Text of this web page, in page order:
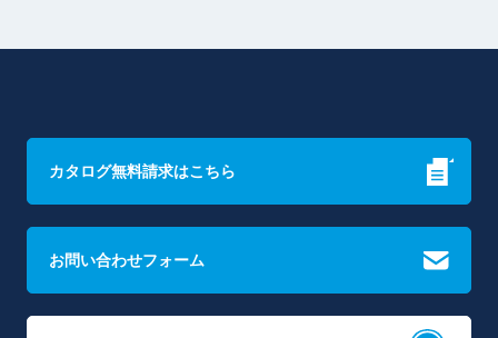
カタログ無料請求はこちら
お問い合わせフォーム